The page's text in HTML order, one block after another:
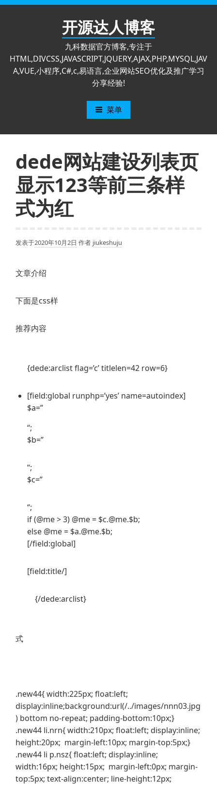
跳
开源达人博客
九科数据官方博客,专注于
HTML,DIVCSS,JAVASCRIPT,JQUERY,AJAX,PHP,MYSQL,JAV
A,VUE,小程序,C#,c,易语言,企业网站SEO优化及推广学习
分享经验!
菜单
dede网站建设列表页
显示123等前三条样
式为红
发表于2020年10月2日 作者 jiukeshuju
文章介绍
下面是css样
推荐内容
{dede:arclist flag=’c’ titlelen=42 row=6}
[field:global runphp=’yes’ name=autoindex]
$a=”
“;
$b=”
“;
$c=”
“;
if (@me > 3) @me = $c.@me.$b;
else @me = $a.@me.$b;
[/field:global]
[field:title/]
{/dede:arclist}
式
.new44{ width:225px; float:left;
display:inline;background:url(/../images/nnn03.jpg
) bottom no-repeat; padding-bottom:10px;}
.new44 li.nrn{ width:210px; float:left; display:inline;
height:20px; margin-left:10px; margin-top:5px;}
.new44 li p.nsz{ float:left; display:inline;
width:16px; height:15px; margin-left:0px; margin-
top:5px; text-align:center; line-height:12px;